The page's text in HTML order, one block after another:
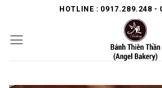
content
HOTLINE : 0917.289.248 -